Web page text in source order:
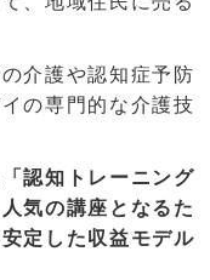
介護や認知症予防
の専門的な介護技
認知トレーニング
気の講座となるた
定した収益モデル